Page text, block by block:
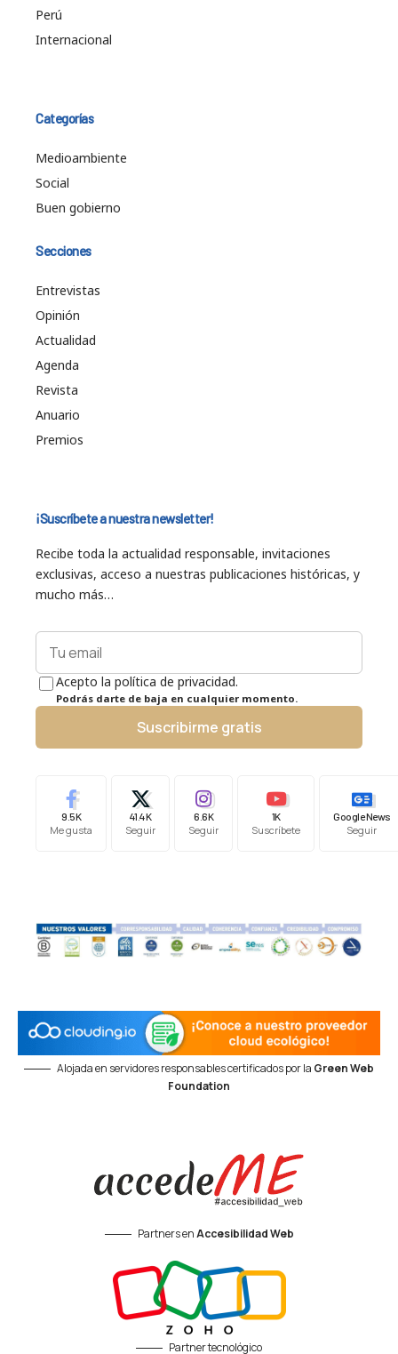
Perú
Internacional
Categorías
Medioambiente
Social
Buen gobierno
Secciones
Entrevistas
Opinión
Actualidad
Agenda
Revista
Anuario
Premios
¡Suscríbete a nuestra newsletter!
Recibe toda la actualidad responsable, invitaciones
exclusivas, acceso a nuestras publicaciones históricas, y
mucho más…
Acepto la política de privacidad.
Podrás darte de baja en cualquier momento.
Suscribirme gratis
9.5K
Me gusta
41.4K
Seguir
6.6K
Seguir
1K
Suscríbete
Google News
Seguir
Alojada en servidores responsables certificados por la Green Web
Foundation
Partners enAccesibilidad Web
Partner tecnológico